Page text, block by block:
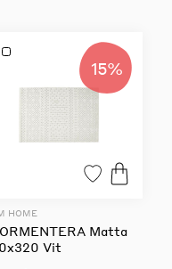
15%
HOME
Matta
Vit